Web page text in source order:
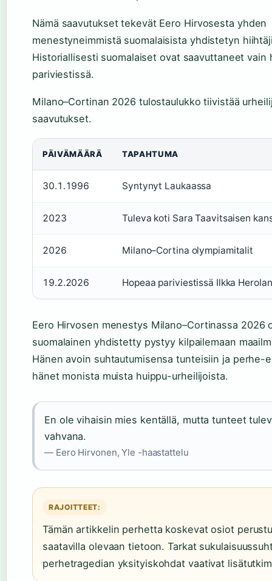
Nämä saavutukset tekevät Eero Hirvosesta yhden
menestyneimmistä suomalaisista yhdistetyn
Historiallisesti suomalaiset ovat saavuttaneet vain
pariviestissä.
Milano–Cortinan 2026 tulostaulukko tiivistää
saavutukset.
PÄIVÄMÄÄRÄ TAPAHTUMA
30.1.1996 Syntynyt Laukaassa
2023 Tuleva koti Sara Taavitsaisen
2026 Milano–Cortina olympiamitalit
19.2.2026 Hopeaa pariviestissä Ilkka
Eero Hirvosen menestys Milano–Cortinassa 2026
suomalainen yhdistetty pystyy kilpailemaan
Hänen avoin suhtautumisensa tunteisiin ja perhe-
hänet monista muista huippu-urheilijoista.
En ole vihaisin mies kentällä, mutta tunteet
vahvana.
— Eero Hirvonen, Yle -haastattelu
RAJOITTEET:
Tämän artikkelin perhetta koskevat osiot
saatavilla olevaan tietoon. Tarkat
perhetragedian yksityiskohdat vaativat